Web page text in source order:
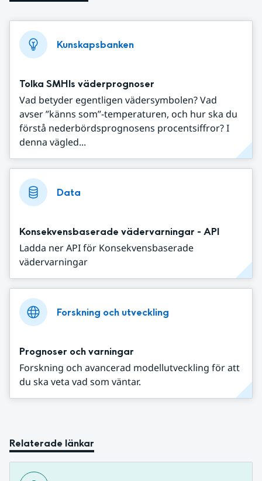
Kunskapsbanken
Tolka SMHIs väderprognoser
Vad betyder egentligen vädersymbolen? Vad
avser ”känns som”-temperaturen, och hur ska du
förstå nederbördsprognosens procentsiffror? I
denna vägled...
Data
Konsekvensbaserade vädervarningar - API
Ladda ner API för Konsekvensbaserade
vädervarningar
Forskning och utveckling
Prognoser och varningar
Forskning och avancerad modellutveckling för att
du ska veta vad som väntar.
Relaterade länkar